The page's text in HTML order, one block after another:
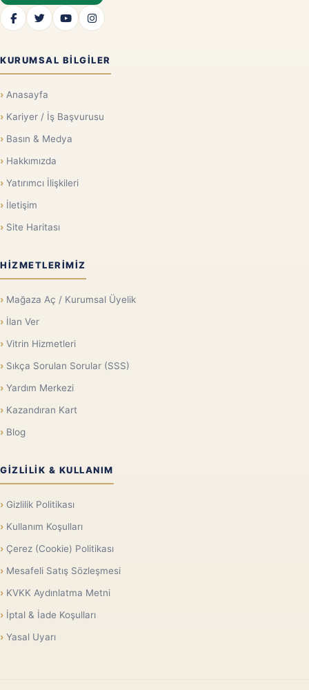
KURUMSAL BILGILER
Anasayfa
Kariyer / İş Başvurusu
Basın & Medya
Hakkımızda
Yatırımcı İlişkileri
İletişim
Site Haritası
HIZMETLERIMIZ
Mağaza Aç / Kurumsal Üyelik
İlan Ver
Vitrin Hizmetleri
Sıkça Sorulan Sorular (SSS)
Yardım Merkezi
Kazandıran Kart
Blog
GIZLILIK & KULLANIM
Gizlilik Politikası
Kullanım Koşulları
Çerez (Cookie) Politikası
Mesafeli Satış Sözleşmesi
KVKK Aydınlatma Metni
İptal & İade Koşulları
Yasal Uyarı